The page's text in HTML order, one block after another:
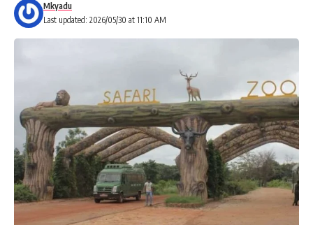
Last updated: 2026/05/30 at 11:10 AM
Mkyadu